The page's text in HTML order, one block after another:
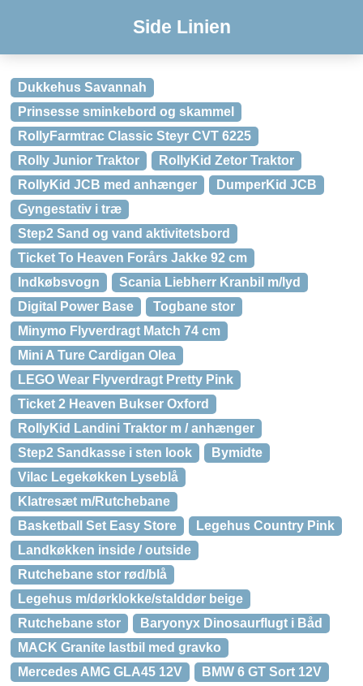
Side Linien
Dukkehus Savannah
Prinsesse sminkebord og skammel
RollyFarmtrac Classic Steyr CVT 6225
Rolly Junior Traktor
RollyKid Zetor Traktor
RollyKid JCB med anhænger
DumperKid JCB
Gyngestativ i træ
Step2 Sand og vand aktivitetsbord
Ticket To Heaven Forårs Jakke 92 cm
Indkøbsvogn
Scania Liebherr Kranbil m/lyd
Digital Power Base
Togbane stor
Minymo Flyverdragt Match 74 cm
Mini A Ture Cardigan Olea
LEGO Wear Flyverdragt Pretty Pink
Ticket 2 Heaven Bukser Oxford
RollyKid Landini Traktor m / anhænger
Step2 Sandkasse i sten look
Bymidte
Vilac Legekøkken Lyseblå
Klatresæt m/Rutchebane
Basketball Set Easy Store
Legehus Country Pink
Landkøkken inside / outside
Rutchebane stor rød/blå
Legehus m/dørklokke/stalddør beige
Rutchebane stor
Baryonyx Dinosaurflugt i Båd
MACK Granite lastbil med gravko
Mercedes AMG GLA45 12V
BMW 6 GT Sort 12V